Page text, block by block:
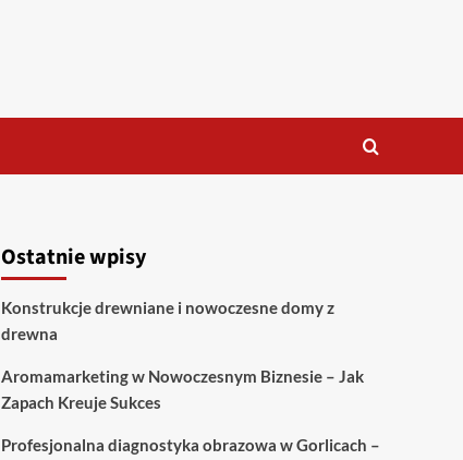
Ostatnie wpisy
Konstrukcje drewniane i nowoczesne domy z
drewna
Aromamarketing w Nowoczesnym Biznesie – Jak
Zapach Kreuje Sukces
Profesjonalna diagnostyka obrazowa w Gorlicach –